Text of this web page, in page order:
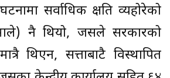
सर्वाधिक क्षति व्यहोरेको
नै थियो, जसले सरकारको
थिएन, सत्ताबाटै विस्थापित